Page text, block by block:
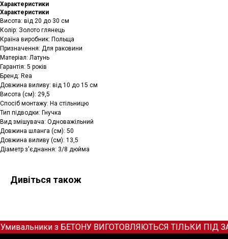
Характеристики
Характеристики
Висота: від 20 до 30 см
Колір: Золото глянець
Країна виробник: Польща
Призначення: Для раковини
Матеріал: Латунь
Гарантія: 5 років
Бренд: Rea
Довжина виливу: від 10 до 15 см
Висота (см): 29,5
Спосіб монтажу: На стільницю
Тип підводки: Гнучка
Вид змішувача: Одноважільний
Довжина шланга (см): 50
Довжина виливу (см): 13,5
Діаметр з'єднання: 3/8 дюйма
Дивіться також
з БЕТОНУ ВИГОТОВЛЯЮТЬСЯ ТІЛЬКИ ПІД